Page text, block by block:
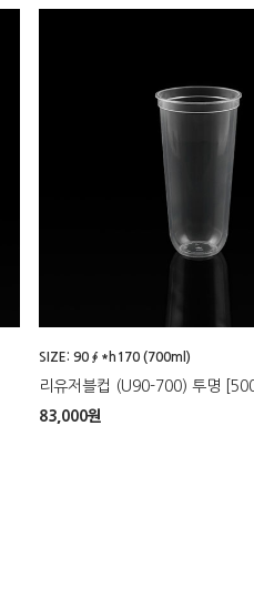
SIZE: 90∮*h170 (700ml)
리유저블컵 (U90-700) 투명
83,000원